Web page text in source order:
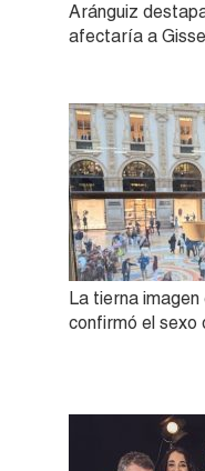
Aránguiz
afectaría a
La tierna
confirmó el sexo